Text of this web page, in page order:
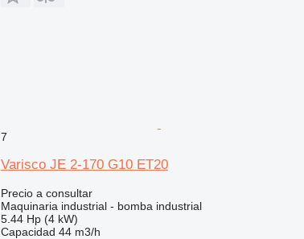
7
Varisco JE 2-170 G10 ET20
Precio a consultar
Maquinaria industrial - bomba industrial
5.44 Hp (4 kW)
Capacidad 44 m3/h